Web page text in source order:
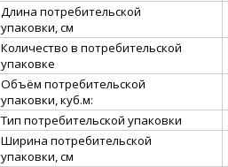
Длина потребительской
упаковки, см
Количество в потребительской
упаковке
Объём потребительской
упаковки, куб.м:
Тип потребительской упаковки
Ширина потребительской
упаковки, см